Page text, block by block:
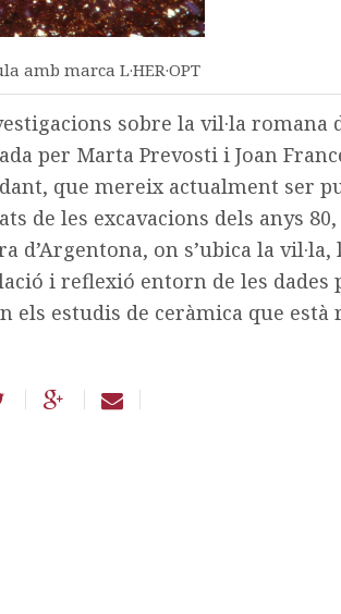
amb marca L·HER·OPT
sobre la vil·la romana
per Marta Prevosti i Joan
que mereix actualment ser
de les excavacions dels anys
d’Argentona, on s’ubica la vil·la,
i reflexió entorn de les dades
els estudis de ceràmica que està